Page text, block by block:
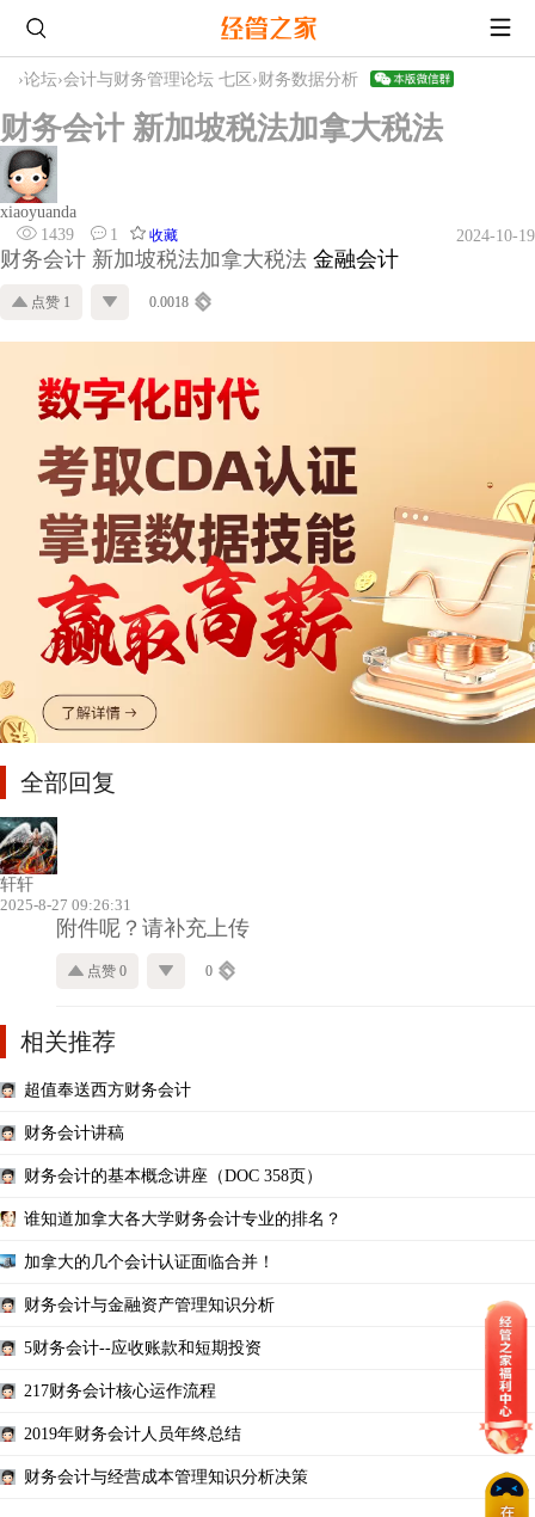
›论坛›会计与财务管理论坛 七区 ›财务数据分析
财务会计 新加坡税法加拿大税法
xiaoyuanda
1439
1 收藏 2024-10-19
财务会计 新加坡税法加拿大税法 金融会计
点赞 1 0.0018
全部回复
轩轩
2025-8-27 09:26:31
附件呢？请补充上传
点赞 0 0
相关推荐
超值奉送西方财务会计
财务会计讲稿
财务会计的基本概念讲座（DOC 358页）
谁知道加拿大各大学财务会计专业的排名？
加拿大的几个会计认证面临合并！
财务会计与金融资产管理知识分析
5财务会计--应收账款和短期投资
217财务会计核心运作流程
2019年财务会计人员年终总结
财务会计与经营成本管理知识分析决策